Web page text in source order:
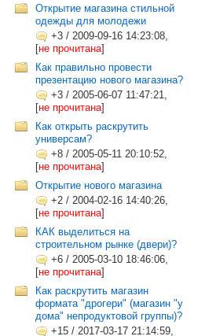
Открытие магазина стильной
одежды для молодежи
+3 / 2009-09-16 14:23:08,
[не прочитана]
Как правильно провести
презентацию нового магазина?
+3 / 2005-06-07 11:47:21,
[не прочитана]
Как открыть раскрутить
универсам?
+8 / 2005-05-11 20:10:52,
[не прочитана]
Открытие нового магазина
+2 / 2004-02-16 14:40:26,
[не прочитана]
КАК выделиться на
строительном рынке (двери)?
+6 / 2005-03-10 18:46:06,
[не прочитана]
Как раскрутить магазин
формата "дрогери" (магазин "у
дома" непродуктовой группы)?
+15 / 2017-03-17 21:14:59,